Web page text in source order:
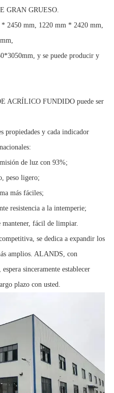
GRAN GRUESO.
* 2450 mm, 1220 mm * 2420 mm,
y se puede producir y
ACRÍLICO FUNDIDO puede ser
propiedades y cada indicador
de luz con 93%;
peso ligero;
más fáciles;
resistencia a la intemperie;
fácil de limpiar.
se dedica a expandir los
amplios. ALANDS, con
sinceramente establecer
plazo con usted.